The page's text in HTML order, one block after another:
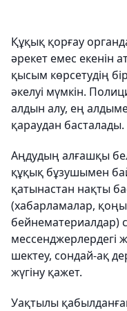
Құқық қорғау
әрекет емес екенін
қысым көрсетудің
әкелуі мүмкін.
алдын алу, ең
қараудан басталады.
Аңдудың алғашқы
құқық бұзушымен
қатынастан нақты
(хабарламалар,
бейнематериалдар)
мессенджерлердегі
шектеу, сондай-ақ
жүгіну қажет.
Уақтылы